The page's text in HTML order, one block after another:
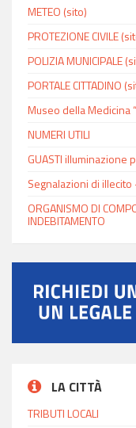
METEO (sito)
PROTEZIONE CIVILE
POLIZIA MUNICIPALE
PORTALE CITTADINO
Museo della Medicina
NUMERI UTILI
GUASTI illuminazione
Segnalazioni di
ORGANISMO DI
INDEBITAMENTO
LA CITTÀ
TRIBUTI LOCALI